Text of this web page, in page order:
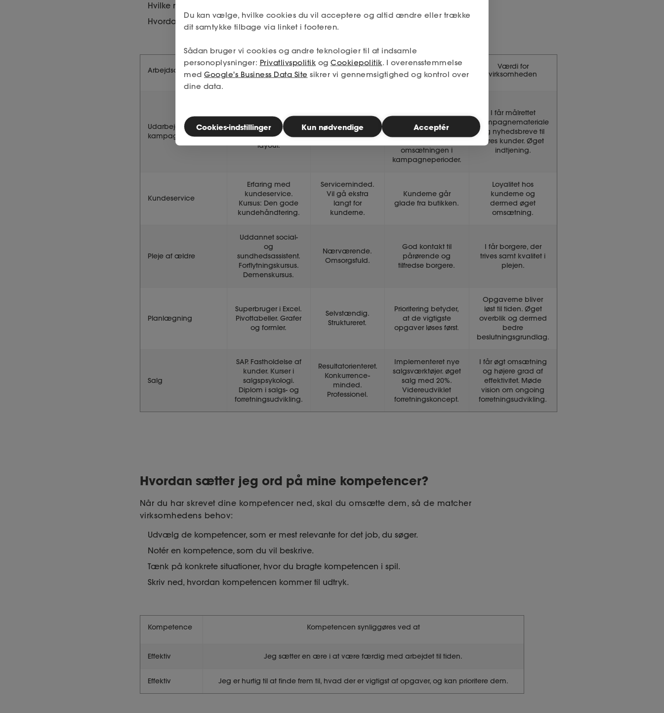
Hvilke resultater har du opnået?
Hvordan kan du skabe værdi for virksomheden med dine kompetencer?
Arbejdsopgave
Faglige
kompetencer
Personlige
kompetencer
Opnåede resultater
Værdi for
virksomheden
Udarbejde
kampagnemateriale
Superbruger af
InDesign og
Photoshop. Grafisk
layout.
Kreativ.
Igangsætter.
med det materiale,
jeg har lavet.
omsætningen i
kampagneperioder.
I får målrettet
kampagnemateriale
og nyhedsbreve til
jeres kunder. Øget
indtjening.
Kundeservice
Erfaring med
kundeservice.
Kursus: Den gode
kundehåndtering.
Serviceminded.
Vil gå ekstra
langt for
kunderne.
Kunderne går
glade fra butikken.
Loyalitet hos
kunderne og
dermed øget
omsætning.
Pleje af ældre
Uddannet social-
og
sundhedsassistent.
Forflytningskursus.
Demenskursus.
Nærværende.
Omsorgsfuld.
God kontakt til
pårørende og
tilfredse borgere.
I får borgere, der
trives samt kvalitet i
plejen.
Planlægning
Superbruger i Excel.
Pivottabeller. Grafer
og formler.
Selvstændig.
Struktureret.
Prioritering betyder,
at de vigtigste
opgaver løses først.
Opgaverne bliver
løst til tiden. Øget
overblik og dermed
bedre
beslutningsgrundlag.
Salg
SAP. Fastholdelse af
kunder. Kurser i
salgspsykologi.
Diplom i salgs- og
forretningsudvikling.
Resultatorienteret.
Konkurrence-
minded.
Professionel.
Implementeret nye
salgsværktøjer. øget
salg med 20%.
Videreudviklet
forretningskoncept.
I får øgt omsætning
og højere grad af
effektivitet. Møde
vision om ongoing
forretningsudvikling.
Hvordan sætter jeg ord på mine kompetencer?
Når du har skrevet dine kompetencer ned, skal du omsætte dem, så de matcher
virksomhedens behov:
Udvælg de kompetencer, som er mest relevante for det job, du søger.
Notér en kompetence, som du vil beskrive.
Tænk på konkrete situationer, hvor du bragte kompetencen i spil.
Skriv ned, hvordan kompetencen kommer til udtryk.
Kompetence Kompetencen synliggøres ved at
Effektiv Jeg sætter en ære i at være færdig med arbejdet til tiden.
Effektiv Jeg er hurtig til at finde frem til, hvad der er vigtigst af opgaver, og kan prioritere dem.
Du kan vælge, hvilke cookies du vil acceptere og altid ændre eller trække
dit samtykke tilbage via linket i footeren.
Sådan bruger vi cookies og andre teknologier til at indsamle
personoplysninger: Privatlivspolitik og Cookiepolitik. I overensstemmelse
med Google's Business Data Site sikrer vi gennemsigtighed og kontrol over
dine data.
Cookies-indstillinger Kun nødvendige Acceptér